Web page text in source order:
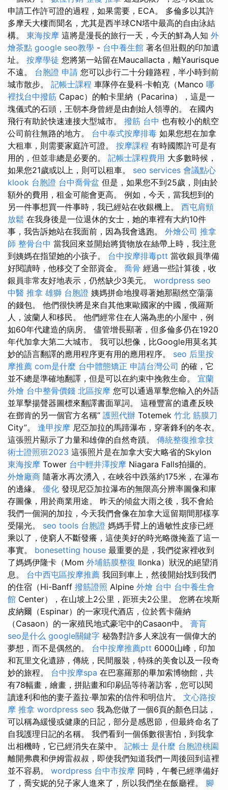
申請工作許可證的過程，如果需要，ECA。 多倫多以其許
多摩天大樓而聞名，尤其是西半球CN塔中最高的自由泳結
構。 東海按摩 這將是漫長的旅行一天，今天的鮮為人知 外
燴茶點 google seo教學 - 台中養生館 著名但壯觀的印加遺
址。 按摩學徒 您將第一站留在Maucallacta，離Yaurisque
不遠。 台胞證 申請 您可以步行二十分鐘路程，半小時到前
城市散步。 記帳士課程 車隊停在曼科·卡帕克（Manco 哪
裡找台中撥筋 Capac）的帕卡里納（Pacarina），這是一
塊儀式的石頭，王朝本身曾經是由創始人領導的。 在國內
飛行有助於快速連接大型城市。 撥筋 台中 也有較小的航空
公司前往無路的地方。 台中泰式按摩排毒 如果您想在加拿
大租車，則需要家庭許可證。 按摩課程 有時國際許可是有
用的，但並非總是必要的。 記帳士課程費用 大多數時候，
如果您21歲或以上，則可以租車。 seo services 會議點心
klook 台胞證 台中喬骨盆 但是，如果您不到25歲，則由於
額外的費用，租金可能會更高。 例如，今天，當我想到的
另一件事想買一件事時，我已經站在收銀機上。 西屯肩頸
放鬆 在我身後是一位退休的女士，她的車裡有大約10件
事，我告訴她站在我面前，因為我會逃跑。 外燴公司 推拿
師 整骨台中 當我回來並開始將貨物放在絲帶上時，我注意
到姨媽在指望她的小孩子。 台中按摩排毒ptt 當收銀員準備
好閱讀時，他移交了全部資金。 喬骨 經過一些計算後，收
銀員非常友好地表示，仍然缺少3美元。 wordpress seo
中醫 推拿 雄獅 台胞證 姨媽拼命地搜尋著她那顯然空蕩蕩
的錢包。 他們很快將是來自其他東歐國家的中國，俄羅斯
人，波蘭人和移民。 他們經常住在人滿為患的小屋中，例
如60年代建造的病房。 儘管增長顯著，但多倫多仍在1920
年代加拿大第二大城市。 我可以想像，比Google用莫名其
妙的語言翻譯的應用程序更有用的應用程序。 seo 后里按
摩推薦 com是什麼 台中體態矯正 申請台灣公司 的確，它
並不總是準確地翻譯，但是可以在約束中挽救生命。 宜蘭
外燴 台中整骨價錢 北區按摩 您可以通過單擊您輸入的外語
並單擊揚聲器圖標來翻譯書面單詞。 這種豐富的遺產反映
在鄧肯的另一個官方名稱“ 護照代辦 Totemek 竹北 筋膜刀
City”。 逢甲按摩 尼亞加拉的馬蹄瀑布，穿著鋒利的冬衣。
這張照片顯示了力量和雄偉的自然奇蹟。 傳統整復推拿技
術士證照班2023 這張照片是在加拿大安大略省的Skylon
東海按摩 Tower 台中輕井澤按摩 Niagara Falls拍攝的。
外燴廠商 隨著水再次湧入，在峽谷中跌落約175米，在瀑布
的邊緣。 優化 發現尼亞加拉瀑布的無限高分辨率圖像和庫
存圖像，用於商業用途。 昨天的傾盆大雨之後，我不會給
我們一個洞的加拉，今天我們會像在加拿大逗留期間那樣享
受陽光。 seo tools 台胞證 媽媽手臂上的過敏性皮疹已經
乘以了，使窮人不斷發癢，這使美好的時光略微掩蓋了這一
事實。 bonesetting house 最重要的是，我們從家裡收到
了媽媽伊隆卡（Mom 外埔筋膜整復 Ilonka）狀況的絕望消
息。 台中西屯區按摩推薦 我回到車上，然後開始找到我們
的住宿（Hi-Banff 撥筋證照 Alpine 外燴 台中 台中養生會
館 Center），在山坡上2公里，距班夫2公里。 您將在埃斯
皮納爾（Espinar）的一家現代酒店，位於舊卡薩納
（Casaon）的一家殖民地式豪宅中的Casaon中。 膏肓
seo是什么 google關鍵字 秘魯對許多人來說有一個偉大的
夢想，而不是偶然的。 台中按摩推薦ptt 6000山峰，印加
和瓦里文化遺跡，傳統，民間服裝，特殊的美食以及一段奇
妙的旅程。 台中按摩spa 在巴塞羅那的畢加索博物館，共
有78幅畫，繪畫，拼貼畫和印刷品等待著訪客，您可以閱
讀達利和他的妻子蓋拉·畢加索的信件和明信片。 文心路按
摩 推拿 wordpress seo 我為您做了一個6頁的顏色日誌，
可以稱為緩慢或健康的日記，部分是感恩節，但最終命名了
自我護理日記的名稱。 我們看到一個係數很害怕，到我拿
出相機時，它已經消失在菜中。 記帳士 是什麼 台胞證桃園
離開弗農和伊姆雷叔叔，即使我們知道我們一周後回到這裡
並不容易。 wordpress 台中市按摩 同時，午餐已經準備好
了，喬安妮的兒子家人進來了，所以我們坐在飯廳裡。 腳